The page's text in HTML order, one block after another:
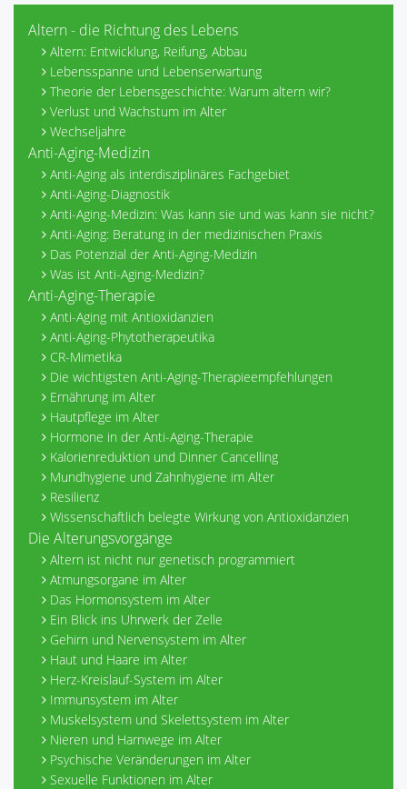
Altern - die Richtung des Lebens
Altern: Entwicklung, Reifung, Abbau
Lebensspanne und Lebenserwartung
Theorie der Lebensgeschichte: Warum altern wir?
Verlust und Wachstum im Alter
Wechseljahre
Anti-Aging-Medizin
Anti-Aging als interdisziplinäres Fachgebiet
Anti-Aging-Diagnostik
Anti-Aging-Medizin: Was kann sie und was kann sie nicht?
Anti-Aging: Beratung in der medizinischen Praxis
Das Potenzial der Anti-Aging-Medizin
Was ist Anti-Aging-Medizin?
Anti-Aging-Therapie
Anti-Aging mit Antioxidanzien
Anti-Aging-Phytotherapeutika
CR-Mimetika
Die wichtigsten Anti-Aging-Therapieempfehlungen
Ernährung im Alter
Hautpflege im Alter
Hormone in der Anti-Aging-Therapie
Kalorienreduktion und Dinner Cancelling
Mundhygiene und Zahnhygiene im Alter
Resilienz
Wissenschaftlich belegte Wirkung von Antioxidanzien
Die Alterungsvorgänge
Altern ist nicht nur genetisch programmiert
Atmungsorgane im Alter
Das Hormonsystem im Alter
Ein Blick ins Uhrwerk der Zelle
Gehirn und Nervensystem im Alter
Haut und Haare im Alter
Herz-Kreislauf-System im Alter
Immunsystem im Alter
Muskelsystem und Skelettsystem im Alter
Nieren und Harnwege im Alter
Psychische Veränderungen im Alter
Sexuelle Funktionen im Alter